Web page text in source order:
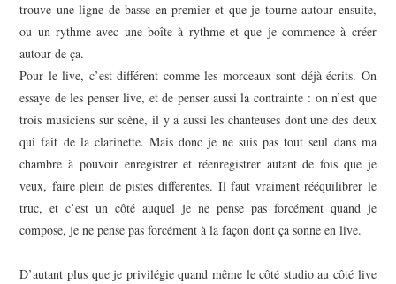
trouve une ligne de basse en premier et que je tourne autour ensuite,
ou un rythme avec une boîte à rythme et que je commence à créer
autour de ça.
Pour le live, c’est différent comme les morceaux sont déjà écrits. On
essaye de les penser live, et de penser aussi la contrainte : on n’est que
trois musiciens sur scène, il y a aussi les chanteuses dont une des deux
qui fait de la clarinette. Mais donc je ne suis pas tout seul dans ma
chambre à pouvoir enregistrer et réenregistrer autant de fois que je
veux, faire plein de pistes différentes. Il faut vraiment rééquilibrer le
truc, et c’est un côté auquel je ne pense pas forcément quand je
compose, je ne pense pas forcément à la façon dont ça sonne en live.
D’autant plus que je privilégie quand même le côté studio au côté live